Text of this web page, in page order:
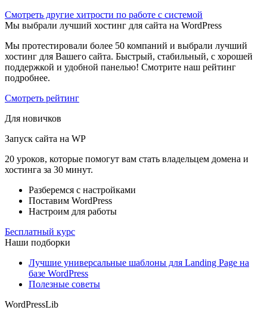
Cмотреть другие хитрости по работе с системой
Мы выбрали лучший хостинг для сайта на WordPress
Мы протестировали более 50 компаний и выбрали лучший
хостинг для Вашего сайта. Быстрый, стабильный, с хорошей
поддержкой и удобной панелью! Смотрите наш рейтинг
подробнее.
Смотреть рейтинг
Для новичков
Запуск сайта на WP
20 уроков, которые помогут вам стать владельцем домена и
хостинга за 30 минут.
Разберемся с настройками
Поставим WordPress
Настроим для работы
Бесплатный курс
Наши подборки
Лучшие универсальные шаблоны для Landing Page на
базе WordPress
Полезные советы
WordPressLib